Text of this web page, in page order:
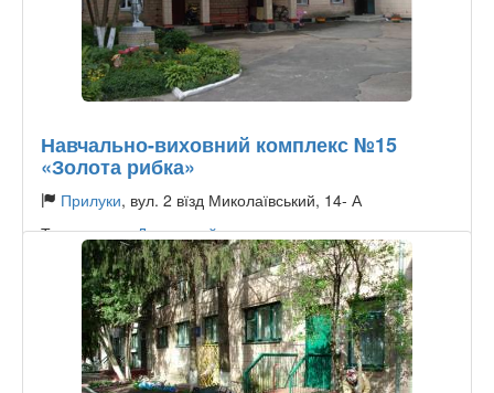
Навчально-виховний комплекс №15
«Золота рибка»
Прилуки, вул. 2 вїзд Миколаївський, 14- А
Тип садочку:Державний